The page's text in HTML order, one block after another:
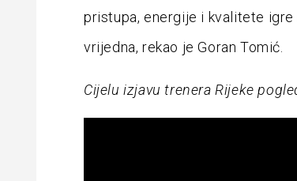
pristupa, energije i kvalitete
vrijedna, rekao je Goran Tomić.
Cijelu izjavu trenera Rijeke